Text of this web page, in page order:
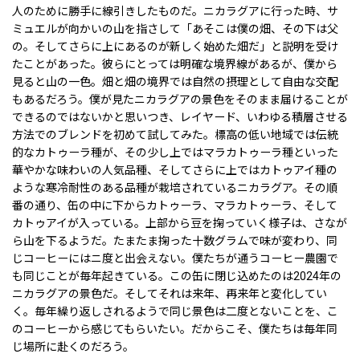
人のために勝手に線引きしたものだ。ニカラグアに行った時、サ
ミュエルが向かいの山を指さして「あそこは僕の畑、その下は父
の。そしてさらに上にあるのが新しく始めた畑だ」と説明を受け
たことがあった。彼らにとっては明確な境界線があるが、僕から
見ると山の一色。畑と畑の境界では自然の摂理として自由な交配
もあるだろう。僕が見たニカラグアの景色をそのまま届けることが
できるのではないかと思いつき、レイヤード、いわゆる積層させる
方法でのブレンドを初めて試してみた。標高の低い地域では伝統
的なカトゥーラ種が、その少し上ではマラカトゥーラ種といった
華やかな味わいの人気品種、そしてさらに上ではカトゥアイ種の
ような寒冷耐性のある品種が栽培されているニカラグア。その順
番の通り、缶の中に下からカトゥーラ、マラカトゥーラ、そして
カトゥアイが入っている。上部から豆を掬っていく様子は、さなが
ら山を下るようだ。たまたま掬った十数グラムで味が変わり、同
じコーヒーにはニ度と出会えない。僕たちが通うコーヒー農園で
も同じことが毎年起きている。この缶に閉じ込めたのは2024年の
ニカラグアの景色だ。そしてそれは来年、再来年と変化してい
く。毎年繰り返しされるようで同じ景色は二度とないことを、こ
のコーヒーから感じてもらいたい。だからこそ、僕たちは毎年同
じ場所に赴くのだろう。